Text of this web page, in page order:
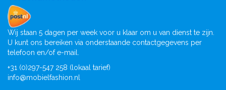
Wij staan 5 dagen per week voor u klaar om u van dienst te zijn.
U kunt ons bereiken via onderstaande contactgegevens per
telefoon en/of e-mail.
+31 (0)297-547 258 (lokaal tarief)
info@mobielfashion.nl